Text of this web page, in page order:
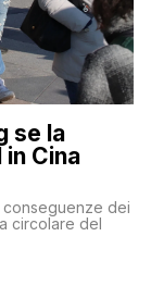
se la
Cina
conseguenze dei
circolare del